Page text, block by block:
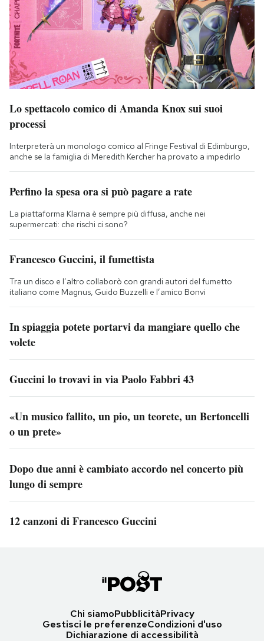
Lo spettacolo comico di Amanda Knox sui suoi
processi
Interpreterà un monologo comico al Fringe Festival di Edimburgo,
anche se la famiglia di Meredith Kercher ha provato a impedirlo
Perfino la spesa ora si può pagare a rate
La piattaforma Klarna è sempre più diffusa, anche nei
supermercati: che rischi ci sono?
Francesco Guccini, il fumettista
Tra un disco e l’altro collaborò con grandi autori del fumetto
italiano come Magnus, Guido Buzzelli e l’amico Bonvi
In spiaggia potete portarvi da mangiare quello che
volete
Guccini lo trovavi in via Paolo Fabbri 43
«Un musico fallito, un pio, un teorete, un Bertoncelli
o un prete»
Dopo due anni è cambiato accordo nel concerto più
lungo di sempre
12 canzoni di Francesco Guccini
Chi siamoPubblicitàPrivacy
Gestisci le preferenzeCondizioni d'uso
Dichiarazione di accessibilità